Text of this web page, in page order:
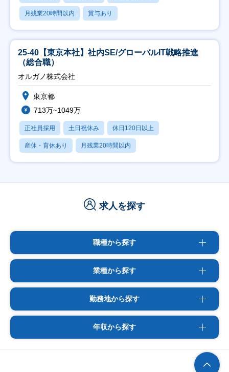
月残業20時間以内 賞与あり
25-40【東京本社】社内SE/グローバルIT戦略推進
（総合職）
オルガノ株式会社
東京都
713万~1049万
正社員採用 土日祝休み 休日120日以上
産休・育休あり 月残業20時間以内
求人を探す
職種から探す
業種から探す
勤務地から探す
年収から探す